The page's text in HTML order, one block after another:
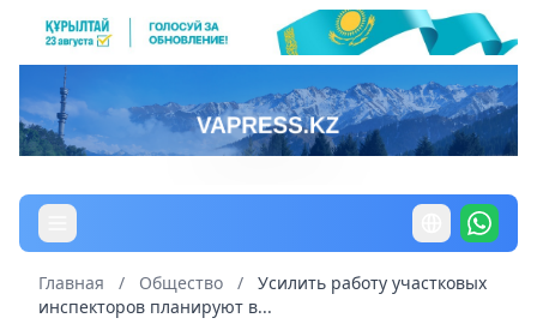
Главная / Общество /
Усилить работу участковых
инспекторов планируют в...